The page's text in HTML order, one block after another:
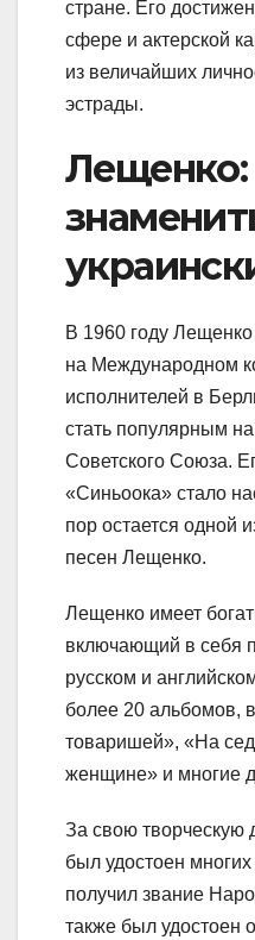
стране. Его
сфере и актерской
из величайших
эстрады.
Лещенко:
В 1960 году
на Международном
исполнителей в
стать популярным
Советского Союза.
«Синьоока» стало
пор остается одной
песен Лещенко.
Лещенко имеет
включающий в себя
русском и
более 20 альбомов,
товаришей», «На
женщине» и многие
За свою творческую
был удостоен
получил звание
также был удостоен